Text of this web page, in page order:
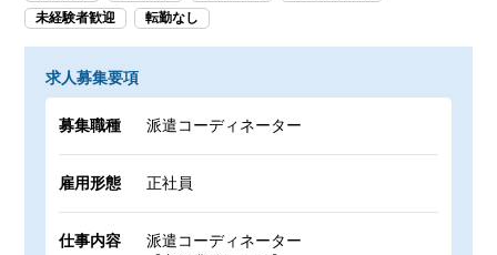
未経験者歓迎
転勤なし
求人募集要項
募集職種 派遣コーディネーター
雇用形態 正社員
仕事内容
派遣コーディネーター